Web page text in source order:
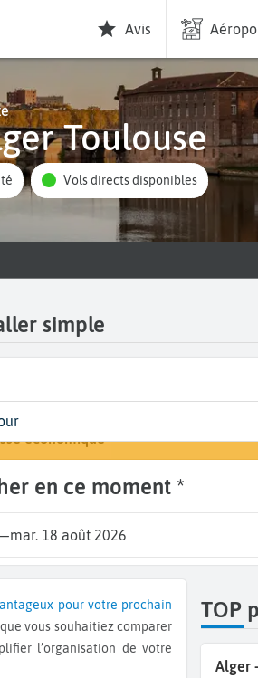
Avis
Toulouse
Vols directs disponibles
simple
économique
en ce moment *
mar. 18 août 2026
pour votre prochain
que vous souhaitiez comparer
l’organisation de votre
TOP
Alger